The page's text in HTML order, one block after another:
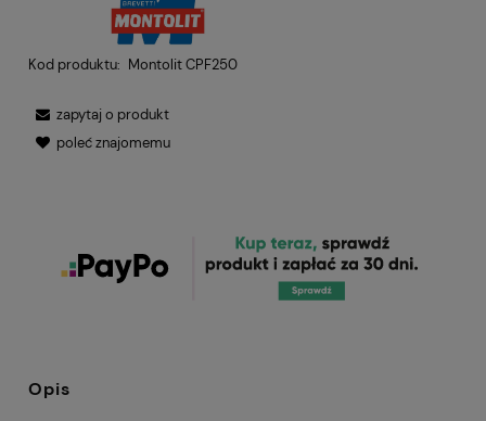
Kod produktu: Montolit CPF250
zapytaj o produkt
poleć znajomemu
Opis